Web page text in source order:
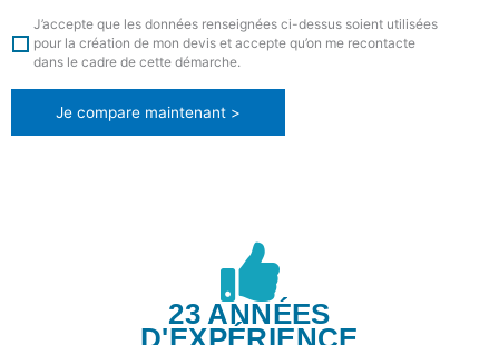
J’accepte que les données renseignées ci-dessus soient utilisées
pour la création de mon devis et accepte qu’on me recontacte
dans le cadre de cette démarche.
Je compare maintenant >
23 ANNÉES
D'EXPÉRIENCE